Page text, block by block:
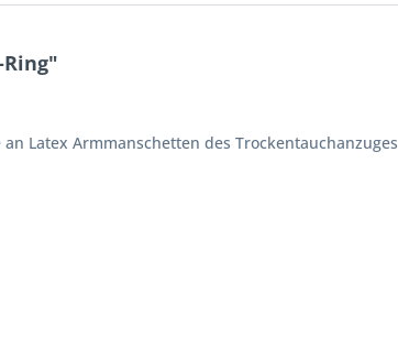
Latex Armmanschetten des Trockentauchanzuges